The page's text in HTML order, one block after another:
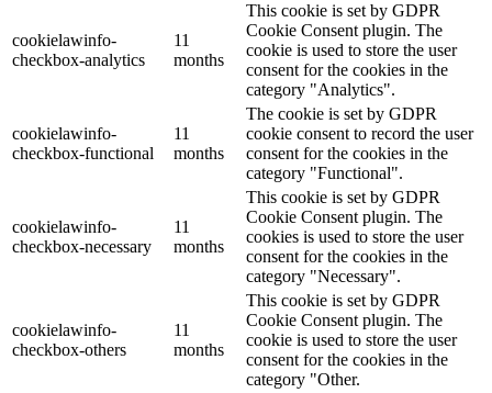
cookielawinfo-
checkbox-analytics
11
months
This cookie is set by GDPR
Cookie Consent plugin. The
cookie is used to store the user
consent for the cookies in the
category "Analytics".
cookielawinfo-
checkbox-functional
11
months
The cookie is set by GDPR
cookie consent to record the user
consent for the cookies in the
category "Functional".
cookielawinfo-
checkbox-necessary
11
months
This cookie is set by GDPR
Cookie Consent plugin. The
cookies is used to store the user
consent for the cookies in the
category "Necessary".
cookielawinfo-
checkbox-others
11
months
This cookie is set by GDPR
Cookie Consent plugin. The
cookie is used to store the user
consent for the cookies in the
category "Other.